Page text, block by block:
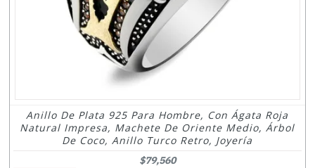
Anillo De Plata 925 Para Hombre, Con Ágata Roja
Natural Impresa, Machete De Oriente Medio, Árbol
De Coco, Anillo Turco Retro, Joyería
$79,560